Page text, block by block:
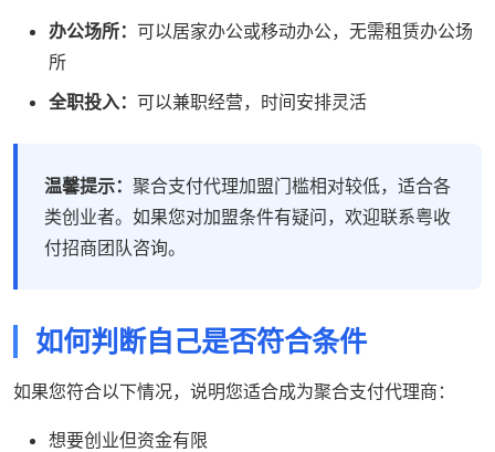
办公场所： 可以居家办公或移动办公，无需租赁办公场
所
全职投入： 可以兼职经营，时间安排灵活
温馨提示： 聚合支付代理加盟门槛相对较低，适合各
类创业者。如果您对加盟条件有疑问，欢迎联系粤收
付招商团队咨询。
如何判断自己是否符合条件
如果您符合以下情况，说明您适合成为聚合支付代理商：
想要创业但资金有限